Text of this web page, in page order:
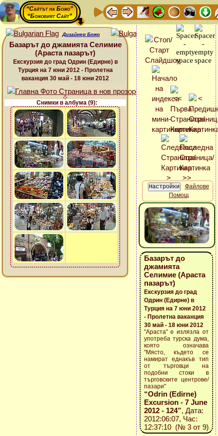
“Сайтът на Божо”
“Божовият Сайт”
Дизайнер Божо
Базарът до джамията Селимие
(Араста пазарът)
Екскурзия до град Одрин (Едирне) в
Турция на 7 юни 2012 - Пролетна
ваканция 30 май - 18 юни 2012
Снимки в албума (9):
Файлове
Помощ
Базарът до
джамията
Селимие (Араста
пазарът)
Екскурзия до град
Одрин (Едирне) в
Турция на 7 юни 2012
- Пролетна ваканция
30 май - 18 юни 2012
"Араста" е излязла от
употреба турска дума,
която означава
"Място, където се
намират еднакъв тип
от търговци на
подобни стоки в
търговските центрове/
пазари"
“Odrin (Edirne)
Excursion - 7 June
2012 - 124”, Дата:
2012:06:07, Час:
12:37:10 (№ 3 от 9)